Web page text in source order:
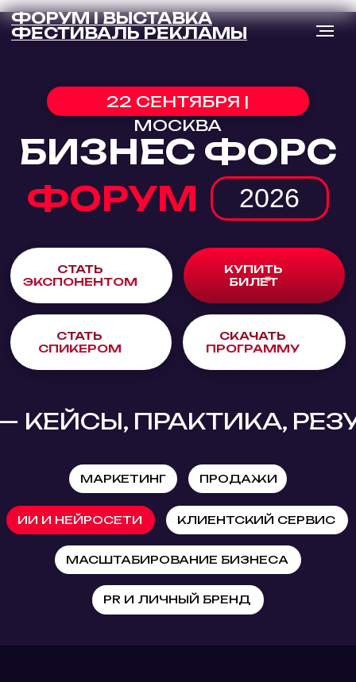
ФОРУМ I ВЫСТАВКА
ФЕСТИВАЛЬ РЕКЛАМЫ
МОСКВА
БИЗНЕС ФОРС
БИЗНЕС ФОРС
ФОРУМ
ФОРУМ
СПИКЕРОМ
ПРОГРАММУ
2026
ПРАКТИКА, РЕЗУЛЬТАТ/ / /
МАРКЕТИНГ
PR И ЛИЧНЫЙ БРЕНД
ПРОДАЖИ
ИИ И НЕЙРОСЕТИ КЛИЕНТСКИЙ СЕРВИС
КУПИТЬ
БИЛЕТ
СТАТЬ
ЭКСПОНЕНТОМ
О ФОРУМЕ |
ВЫСТАВКЕ
Масштабное мероприятие соберет
игроков рынка, которые играют
ключевую роль в управлении бизнесом:
от владельцев бизнеса и директоров до